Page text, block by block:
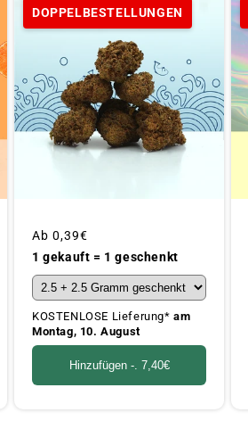
DOPPELBESTELLUNGEN
Üblicher
Preis
Ab 0,39€
1 gekauft = 1 geschenkt
KOSTENLOSE Lieferung*am
Montag, 10. August
Hinzufügen -. 7,40€